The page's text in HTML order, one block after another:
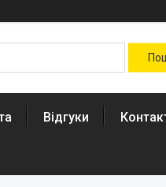
Відгуки